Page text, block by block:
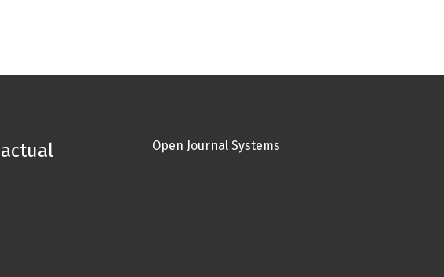
Open Journal Systems